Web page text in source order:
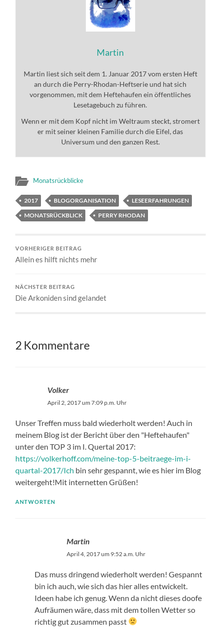
Martin
Martin liest sich seit dem 1. Januar 2017 vom ersten Heft
an durch die Perry-Rhodan-Heftserie und hat sich
vorgenommen, mit dem Heftehaufen ein öffentliches
Lesetagebuch zu führen.
Wenn er mit dem Kopf nicht im Weltraum steckt, stromert
er mit seiner kleinen Familie durch die Eifel, das
Universum und den ganzen Rest.
Monatsrückblicke
2017 BLOGORGANISATION
LESEERFAHRUNGEN
MONATSRÜCKBLICK
PERRY RHODAN
VORHERIGER BEITRAG
Allein es hilft nichts mehr
NÄCHSTER BEITRAG
Die Arkoniden sind gelandet
2 Kommentare
Volker
April 2, 2017 um 7:09 p.m. Uhr
Unser Treffen muss bald wiederholt werden! Auch in
meinem Blog ist der Bericht über den "Heftehaufen"
unter den TOP 3 im I. Quertal 2017:
https://volkerhoff.com/meine-top-5-beitraege-im-i-
quartal-2017/Ich bin sehr gespannt, wie es hier im Blog
weitergeht!Mit internetten Grüßen!
ANTWORTEN
Martin
April 4, 2017 um 9:52 a.m. Uhr
Das muss dringend wiederholt werden! Gespannt
bin ich auch, wie sich das hier alles entwickelt.
Ideen habe ich genug. Wenn da nicht dieses doofe
Aufräumen wäre, dass mit dem tollen Wetter so
richtig gut zusammen passt